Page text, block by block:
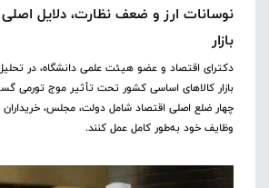
نوسانات ارز و ضعف نظارت، دلایل
بازار
دکترای اقتصاد و عضو هیئت علمی دانشگاه، در
بازار کالاهای اساسی کشور تحت تأثیر موج تورمی
چهار ضلع اصلی اقتصاد شامل دولت، مجلس، خریداران
وظایف خود به‌طور کامل عمل کنند.